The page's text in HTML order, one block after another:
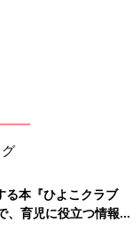
る本『ひよこクラブ
育児に役立つ情報が